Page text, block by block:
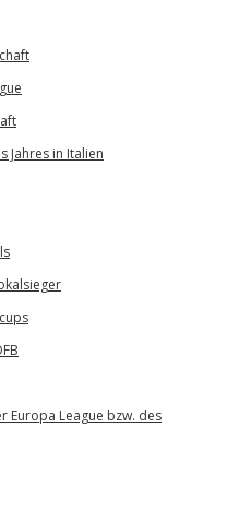
Jahres in Italien
Europa League bzw. des